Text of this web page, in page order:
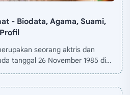
- Biodata, Agama, Suami,
tanggal 26 November 1985 di